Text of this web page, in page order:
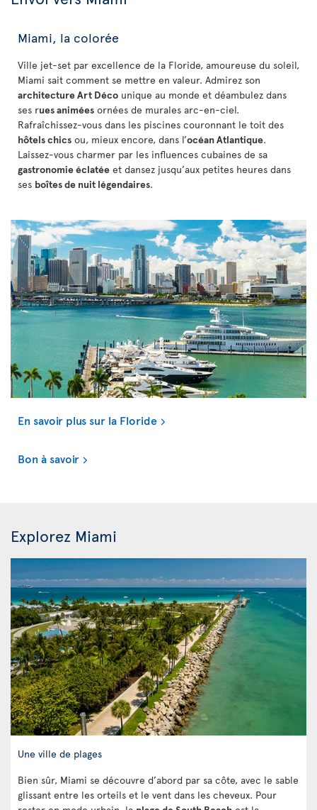
Miami, la colorée
Ville jet-set par excellence de la Floride, amoureuse du soleil,
Miami sait comment se mettre en valeur. Admirez son
architecture Art Déco unique au monde et déambulez dans
ses rues animées ornées de murales arc-en-ciel.
Rafraîchissez-vous dans les piscines couronnant le toit des
hôtels chics ou, mieux encore, dans l’océan Atlantique.
Laissez-vous charmer par les influences cubaines de sa
gastronomie éclatée et dansez jusqu’aux petites heures dans
ses boîtes de nuit légendaires.
En savoir plus sur la Floride
Bon à savoir
Explorez Miami
Une ville de plages
Bien sûr, Miami se découvre d’abord par sa côte, avec le sable
glissant entre les orteils et le vent dans les cheveux. Pour